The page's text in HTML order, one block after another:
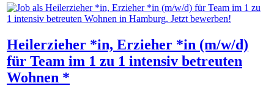
Heilerzieher *in, Erzieher *in (m/w/d)
für Team im 1 zu 1 intensiv betreuten
Wohnen *